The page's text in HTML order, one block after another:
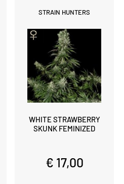
STRAIN HUNTERS
WHITE STRAWBERRY
SKUNK FEMINIZED
€ 17,00